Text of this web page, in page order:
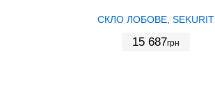
СКЛО ЛОБОВЕ, SEKURIT
15 687грн